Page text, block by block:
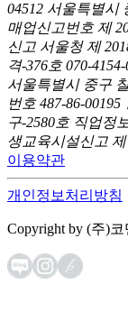
04512 서울특별시
매업신고번호 제
신고 서울청 제
격-376호 070-
서울특별시 중구
번호 487-86-
구-2580호 직업정
생교육시설신고 제
이용약관
개인정보처리방침
Copyright by (주)코